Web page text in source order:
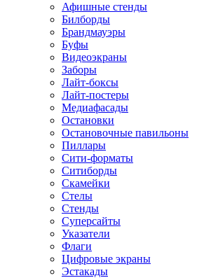
Афишные стенды
Билборды
Брандмауэры
Буфы
Видеоэкраны
Заборы
Лайт-боксы
Лайт-постеры
Медиафасады
Остановки
Остановочные павильоны
Пиллары
Сити-форматы
Ситиборды
Скамейки
Стелы
Стенды
Суперсайты
Указатели
Флаги
Цифровые экраны
Эстакады